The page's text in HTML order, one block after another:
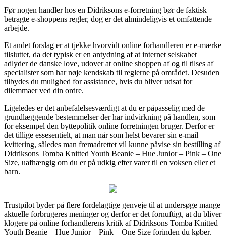
Før nogen handler hos en Didriksons e-forretning bør de faktisk
betragte e-shoppens regler, dog er det almindeligvis et omfattende
arbejde.
Et andet forslag er at tjekke hvorvidt online forhandleren er e-mærke
tilsluttet, da det typisk er en antydning af at internet selskabet
adlyder de danske love, udover at online shoppen af og til tilses af
specialister som har nøje kendskab til reglerne på området. Desuden
tilbydes du mulighed for assistance, hvis du bliver udsat for
dilemmaer ved din ordre.
Ligeledes er det anbefalelsesværdigt at du er påpasselig med de
grundlæggende bestemmelser der har indvirkning på handlen, som
for eksempel den byttepolitik online forretningen bruger. Derfor er
det tillige essesentielt, at man når som helst bevarer sin e-mail
kvittering, således man fremadrettet vil kunne påvise sin bestilling af
Didriksons Tomba Knitted Youth Beanie – Hue Junior – Pink – One
Size, uafhængig om du er på udkig efter varer til en voksen eller et
barn.
Trustpilot byder på flere fordelagtige genveje til at undersøge mange
aktuelle forbrugeres meninger og derfor er det fornuftigt, at du bliver
klogere på online forhandlerens kritik af Didriksons Tomba Knitted
Youth Beanie – Hue Junior – Pink – One Size forinden du køber.